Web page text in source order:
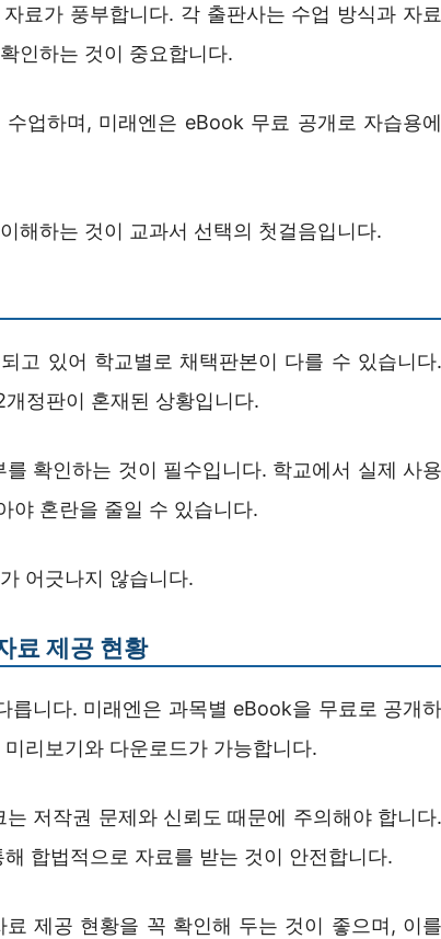
료가 풍부합니다. 각 출판사는 수업 방식과 자료
인하는 것이 중요합니다.
업하며, 미래엔은 eBook 무료 공개로 자습용에
해하는 것이 교과서 선택의 첫걸음입니다.
고 있어 학교별로 채택판본이 다를 수 있습니다.
정판이 혼재된 상황입니다.
확인하는 것이 필수입니다. 학교에서 실제 사용
야 혼란을 줄일 수 있습니다.
어긋나지 않습니다.
료 제공 현황
릅니다. 미래엔은 과목별 eBook을 무료로 공개하
리보기와 다운로드가 가능합니다.
저작권 문제와 신뢰도 때문에 주의해야 합니다.
합법적으로 자료를 받는 것이 안전합니다.
제공 현황을 꼭 확인해 두는 것이 좋으며, 이를